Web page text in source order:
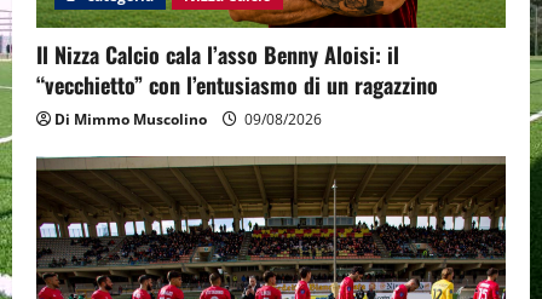
Il Nizza Calcio cala l’asso Benny Aloisi: il
“vecchietto” con l’entusiasmo di un ragazzino
Di Mimmo Muscolino 09/08/2026